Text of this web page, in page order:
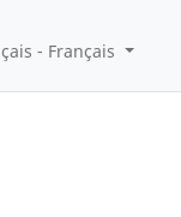
- Français